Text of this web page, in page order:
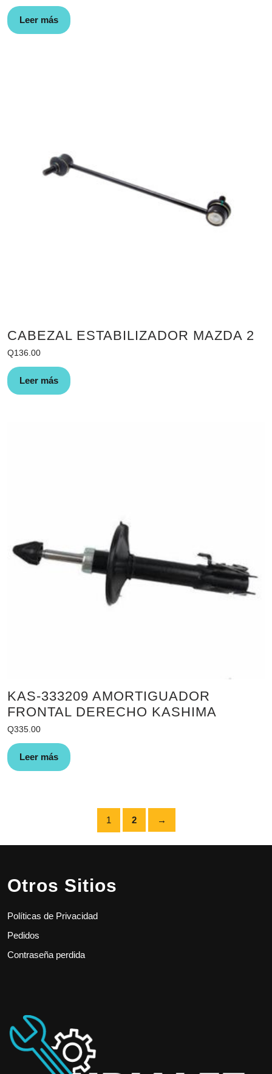
Leer más
CABEZAL ESTABILIZADOR MAZDA 2
Q136.00
Leer más
KAS-333209 AMORTIGUADOR
FRONTAL DERECHO KASHIMA
Q335.00
Leer más
1 2 →
Otros Sitios
Políticas de Privacidad
Pedidos
Contraseña perdida